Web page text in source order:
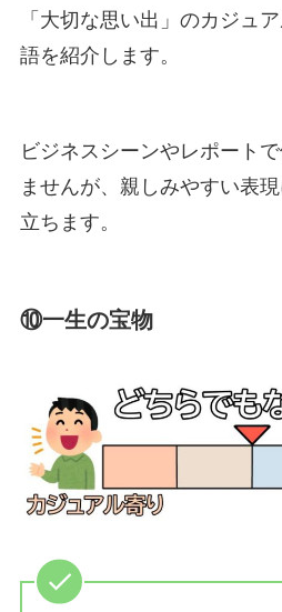
「大切な思い出」のカジュ
語を紹介します。
ビジネスシーンやレポート
ませんが、親しみやすい表
立ちます。
⑩一生の宝物